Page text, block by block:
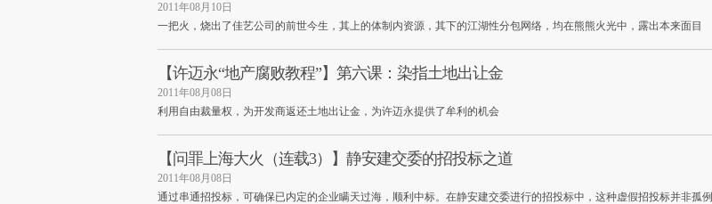
2011年08月10日
一把火，烧出了佳艺公司的前世今生，其上的体制内资源，其下的江湖性分包网络，均在熊熊火光中，露出本来面目
【许迈永“地产腐败教程”】第六课：染指土地出让金
2011年08月08日
利用自由裁量权，为开发商返还土地出让金，为许迈永提供了牟利的机会
【问罪上海大火（连载3）】静安建交委的招投标之道
2011年08月08日
通过串通招投标，可确保已内定的企业瞒天过海，顺利中标。在静安建交委进行的招投标中，这种虚假招投标并非孤例